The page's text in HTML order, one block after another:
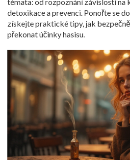
detoxikace a prevenci. Ponořte se
získejte praktické tipy, jak
překonat účinky hasisu.